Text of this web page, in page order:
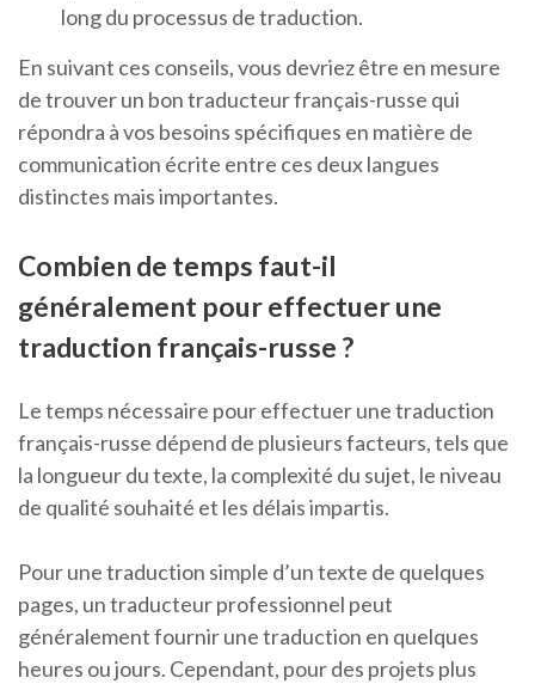
long du processus de traduction.
En suivant ces conseils, vous devriez être en mesure
de trouver un bon traducteur français-russe qui
répondra à vos besoins spécifiques en matière de
communication écrite entre ces deux langues
distinctes mais importantes.
Combien de temps faut-il
généralement pour effectuer une
traduction français-russe ?
Le temps nécessaire pour effectuer une traduction
français-russe dépend de plusieurs facteurs, tels que
la longueur du texte, la complexité du sujet, le niveau
de qualité souhaité et les délais impartis.
Pour une traduction simple d’un texte de quelques
pages, un traducteur professionnel peut
généralement fournir une traduction en quelques
heures ou jours. Cependant, pour des projets plus